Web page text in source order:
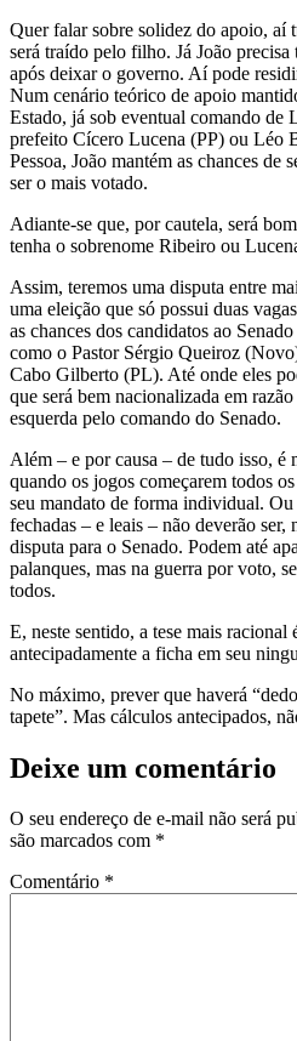
Quer falar sobre solidez do apoio,
será traído pelo filho. Já João
após deixar o governo. Aí pode
Num cenário teórico de apoio
Estado, já sob eventual comando de
prefeito Cícero Lucena (PP) ou Léo
Pessoa, João mantém as chances de
ser o mais votado.
Adiante-se que, por cautela, será
tenha o sobrenome Ribeiro ou
Assim, teremos uma disputa entre
uma eleição que só possui duas
as chances dos candidatos ao
como o Pastor Sérgio Queiroz
Cabo Gilberto (PL). Até onde eles
que será bem nacionalizada em
esquerda pelo comando do Senado.
Além – e por causa – de tudo isso, é
quando os jogos começarem todos
seu mandato de forma individual. Ou
fechadas – e leais – não deverão ser,
disputa para o Senado. Podem até
palanques, mas na guerra por voto,
todos.
E, neste sentido, a tese mais racional
antecipadamente a ficha em seu
No máximo, prever que haverá
tapete”. Mas cálculos antecipados,
Deixe um comentário
O seu endereço de e-mail não será
são marcados com *
Comentário *